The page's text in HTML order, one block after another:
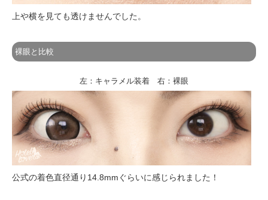
上や横を見ても透けませんでした。
裸眼と比較
左：キャラメル装着 右：裸眼
公式の着色直径通り14.8mmぐらいに感じられました！